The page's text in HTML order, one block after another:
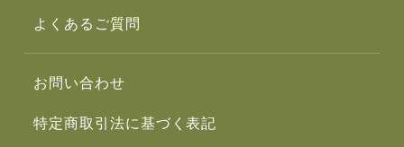
よくあるご質問
お問い合わせ
特定商取引法に基づく表記